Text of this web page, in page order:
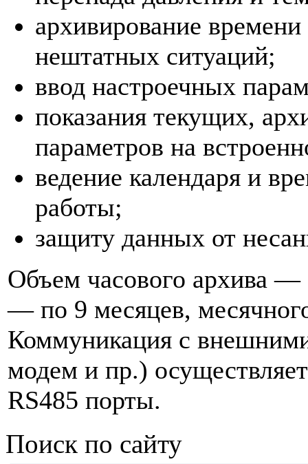
архивирование
нештатных ситуаций;
ввод настроечных
показания текущих,
параметров на
ведение календаря и
работы;
защиту данных от
Объем часового архива —
— по 9 месяцев,
Коммуникация с
модем и пр.)
RS485 порты.
Поиск по сайту